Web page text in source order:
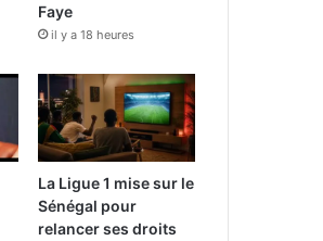
Faye
il y a 18 heures
La Ligue 1 mise sur le
Sénégal pour
relancer ses droits